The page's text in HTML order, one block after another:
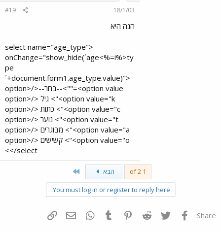
18/1/03
#19
הנה היא
<select name="age_type"
onChange="show_hide(´age<%=i%>ty
pe
´+document.form1.age_type.value)">
<option value="">--בחר--</option>
<option value="k"> גיל </option>
<option value="c"> כתות </option>
<option value="t"> נוער </option>
<option value="a"> מבוגרים </option>
<option value="o"> קשישים </option>
</select>​
1 of 2 הבא
You must log in or register to reply here.
Share: פייסבוק Twitter
Reddit
Pinterest
Tumblr
WhatsAppדואר אלקטרוני